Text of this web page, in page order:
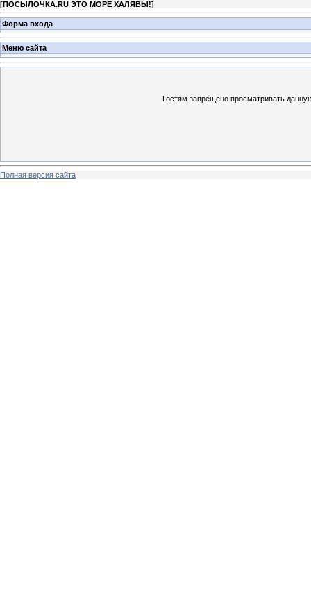
[ПОСЫЛОЧКА.RU ЭТО МОРЕ ХАЛЯВЫ!]
Форма входа
Меню сайта
Гостям запрещено просматривать
Полная версия сайта